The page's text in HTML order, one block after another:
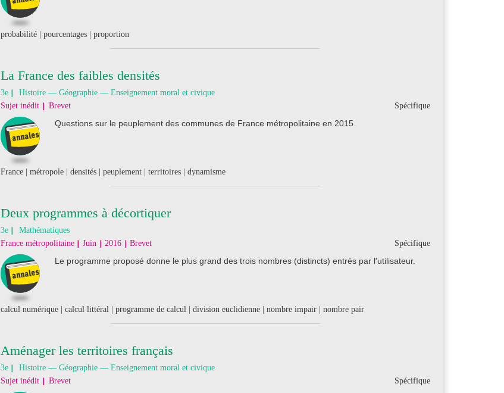
probabilité | pourcentages | proportion
La France des faibles densités
3e
Histoire — Géographie — Enseignement moral et civique
Spécifique
Sujet inédit Brevet
Questions sur le peuplement des communes de France métropolitaine en 2015.
France | métropole | densités | peuplement | territoires | dynamisme
Deux programmes à décortiquer
3e
Mathématiques
Spécifique
France métropolitaine Juin 2016 Brevet
Le programme proposé donne le plus grand des trois nombres (distincts) entrés par l'utilisateur.
calcul numérique | calcul littéral | programme de calcul | division euclidienne | nombre impair | nombre pair
Aménager les territoires français
3e
Histoire — Géographie — Enseignement moral et civique
Spécifique
Sujet inédit Brevet